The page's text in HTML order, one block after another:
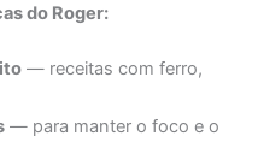
do Roger:
— receitas com ferro,
— para manter o foco e o